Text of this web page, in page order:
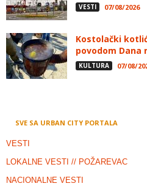
VESTI 07/08/2026
Kostolački
povodom Dana
KULTURA 07/08/
SVE SA URBAN CITY PORTALA
VESTI
LOKALNE VESTI // POŽAREVAC
NACIONALNE VESTI